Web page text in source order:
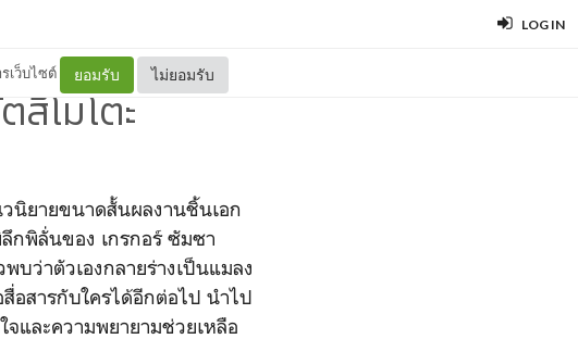
LOG IN
เว็บไซต์ ยอมรับ ไม่ยอมรับ
สึโมโตะ
วนิยายขนาดสั้นผลงานชิ้นเอก
กพิลั่นของ เกรกอร์ ซัมซา
ว่าตัวเองกลายร่างเป็นแมลง
อสารกับใครได้อีกต่อไป นำไป
และความพยายามช่วยเหลือ